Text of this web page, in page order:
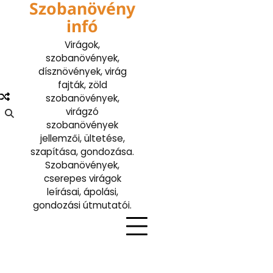
Szobanövény
infó
Virágok,
szobanövények,
dísznövények, virág
fajták, zöld
szobanövények,
virágzó
szobanövények
jellemzői, ültetése,
szapítása, gondozása.
Szobanövények,
cserepes virágok
leírásai, ápolási,
gondozási útmutatói.